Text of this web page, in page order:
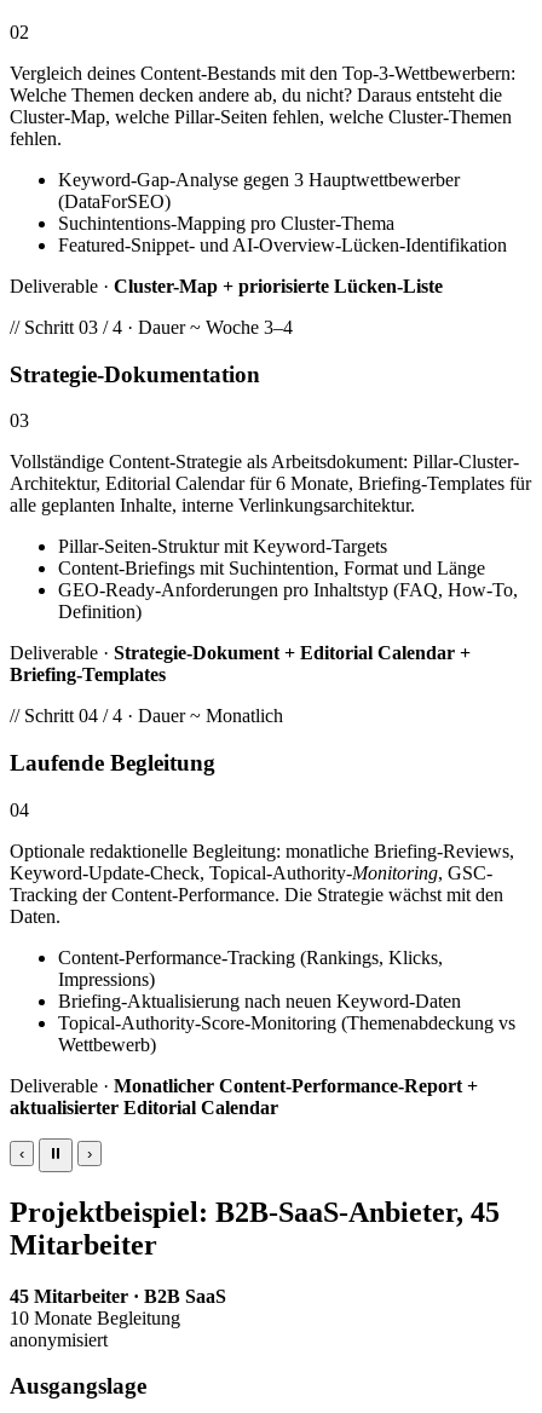
02
Vergleich deines Content-Bestands mit den Top-3-Wettbewerbern:
Welche Themen decken andere ab, du nicht? Daraus entsteht die
Cluster-Map, welche Pillar-Seiten fehlen, welche Cluster-Themen
fehlen.
Keyword-Gap-Analyse gegen 3 Hauptwettbewerber
(DataForSEO)
Suchintentions-Mapping pro Cluster-Thema
Featured-Snippet- und AI-Overview-Lücken-Identifikation
Deliverable · Cluster-Map + priorisierte Lücken-Liste
// Schritt 03 / 4 · Dauer ~ Woche 3–4
Strategie-Dokumentation
03
Vollständige Content-Strategie als Arbeitsdokument: Pillar-Cluster-
Architektur, Editorial Calendar für 6 Monate, Briefing-Templates für
alle geplanten Inhalte, interne Verlinkungsarchitektur.
Pillar-Seiten-Struktur mit Keyword-Targets
Content-Briefings mit Suchintention, Format und Länge
GEO-Ready-Anforderungen pro Inhaltstyp (FAQ, How-To,
Definition)
Deliverable · Strategie-Dokument + Editorial Calendar +
Briefing-Templates
// Schritt 04 / 4 · Dauer ~ Monatlich
Laufende Begleitung
04
Optionale redaktionelle Begleitung: monatliche Briefing-Reviews,
Keyword-Update-Check, Topical-Authority-Monitoring, GSC-
Tracking der Content-Performance. Die Strategie wächst mit den
Daten.
Content-Performance-Tracking (Rankings, Klicks,
Impressions)
Briefing-Aktualisierung nach neuen Keyword-Daten
Topical-Authority-Score-Monitoring (Themenabdeckung vs
Wettbewerb)
Deliverable · Monatlicher Content-Performance-Report +
aktualisierter Editorial Calendar
‹ ⏸ ›
Projektbeispiel: B2B-SaaS-Anbieter, 45
Mitarbeiter
45 Mitarbeiter · B2B SaaS
10 Monate Begleitung
anonymisiert
Ausgangslage